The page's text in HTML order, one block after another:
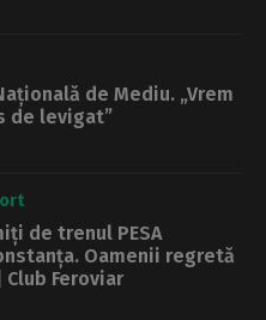
de Mediu. „Vrem
de levigat”
de trenul PESA
Oamenii regretă
Feroviar